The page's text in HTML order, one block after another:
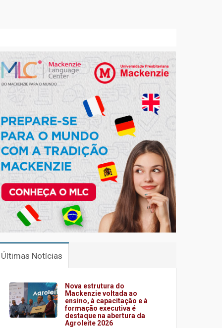
Últimas Notícias
Nova estrutura do
Mackenzie voltada ao
ensino, à capacitação e à
formação executiva é
destaque na abertura da
Agroleite 2026